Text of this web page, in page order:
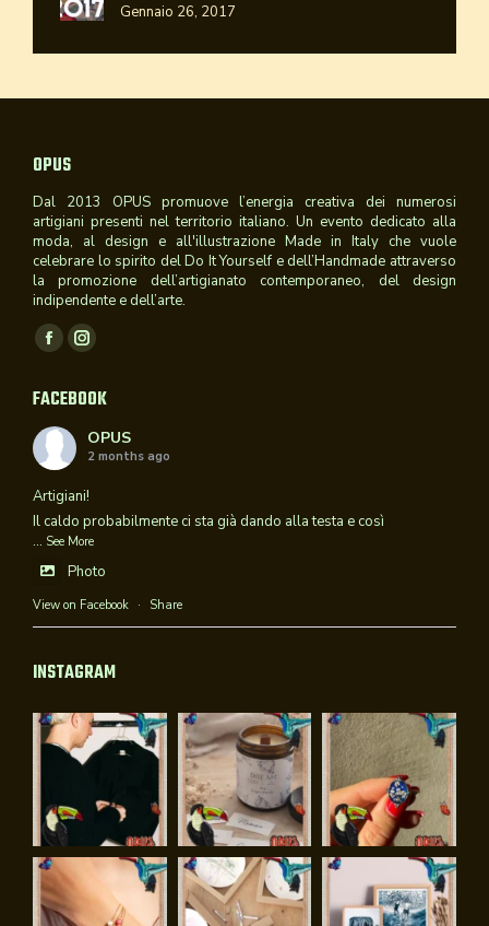
Gennaio 26, 2017
OPUS
Dal 2013 OPUS promuove l’energia creativa dei numerosi
artigiani presenti nel territorio italiano. Un evento dedicato alla
moda, al design e all'illustrazione Made in Italy che vuole
celebrare lo spirito del Do It Yourself e dell’Handmade attraverso
la promozione dell’artigianato contemporaneo, del design
indipendente e dell’arte.
Ci puoi trovare su:
Facebook
opens
in
new
window
Instagram
opens
in
new
window
FACEBOOK
OPUS
2 months ago
Artigiani!
Il caldo probabilmente ci sta già dando alla testa e così
... See More
Photo
View on Facebook · Share
INSTAGRAM